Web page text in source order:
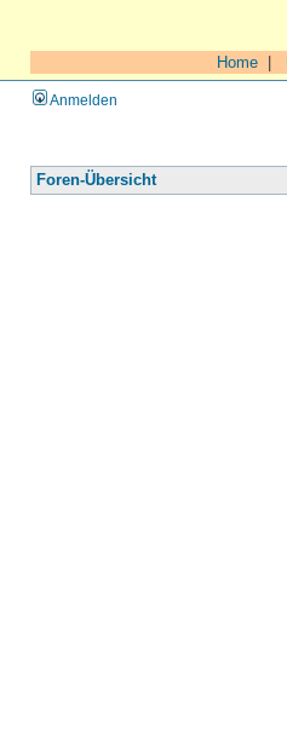
Home
Anmelden
Foren-Übersicht